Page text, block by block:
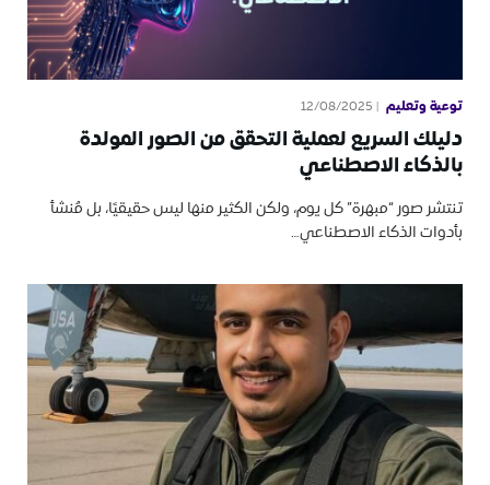
توعية وتعليم 12/08/2025
دليلك السريع لعملية التحقق من الصور المولدة
بالذكاء الاصطناعي
تنتشر صور “مبهرة” كل يوم، ولكن الكثير منها ليس حقيقيًا، بل مُنشأ
بأدوات الذكاء الاصطناعي…